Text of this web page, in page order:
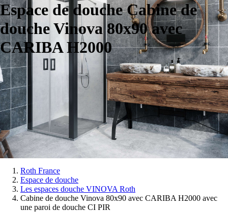
Espace de douche Cabine de
douche Vinova 80x90 avec
CARIBA H2000
Vous
êtes
Roth France
Espace de douche
Les espaces douche VINOVA Roth
Cabine de douche Vinova 80x90 avec CARIBA H2000 avec
une paroi de douche CI PIR